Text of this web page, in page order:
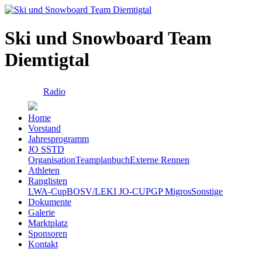
Ski und Snowboard Team
Diemtigtal
Radio
Home
Vorstand
Jahresprogramm
JO SSTD
OrganisationTeamplanbuchExterne Rennen
Athleten
Ranglisten
LWA-CupBOSV/LEKI JO-CUPGP MigrosSonstige
Dokumente
Galerie
Marktplatz
Sponsoren
Kontakt